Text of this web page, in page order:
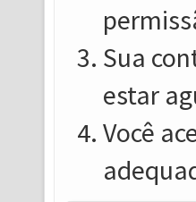
Sua
estar
Você